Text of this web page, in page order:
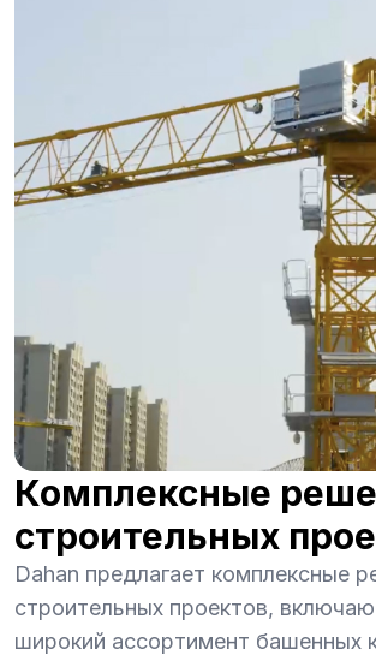
Комплексные
строительных
Dahan предлагает комплексные
строительных проектов,
широкий ассортимент башенных